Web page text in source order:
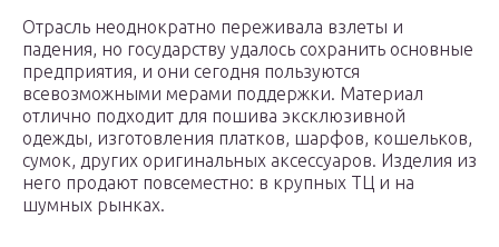
Отрасль неоднократно переживала взлеты и
падения, но государству удалось сохранить основные
предприятия, и они сегодня пользуются
всевозможными мерами поддержки. Материал
отлично подходит для пошива эксклюзивной
одежды, изготовления платков, шарфов, кошельков,
сумок, других оригинальных аксессуаров. Изделия из
него продают повсеместно: в крупных ТЦ и на
шумных рынках.